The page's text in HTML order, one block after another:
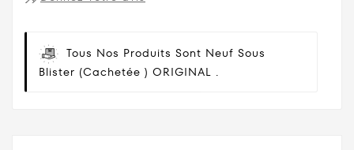
Tous Nos Produits Sont Neuf Sous
Blister (cachetée ) ORIGINAL .